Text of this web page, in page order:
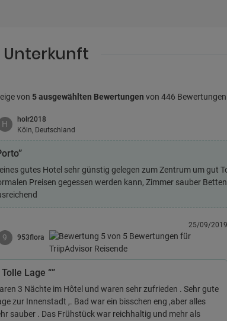
Unterkunft
von 5 ausgewählten Bewertungen von 446
H
holr2018
Köln, Deutschland
gutes Hotel sehr günstig gelegen zum Zentrum um gut
Preisen gegessen werden kann, Zimmer sauber
9 953flora
25/09/2019
Tolle Lage “”
3 Nächte im Hôtel und waren sehr zufrieden . Sehr gute
zur Innenstadt ,. Bad war ein bisschen eng ,aber alles
sauber . Das Frühstück war reichhaltig und mehr als